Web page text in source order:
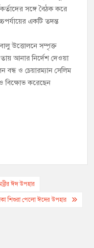
সঙ্গে বৈঠক করে
একটি তদন্ত
উত্তোলনে সম্পৃক্ত
আনার নির্দেশ দেওয়া
ও চেয়ারম্যান সেলিম
বিক্ষোভ করেছেন
ঈদ উপহার
শিশুরা পেলো ঈদের উপহার